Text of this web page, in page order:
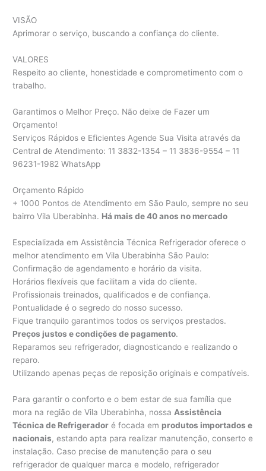
VISÃO
Aprimorar o serviço, buscando a confiança do cliente.
VALORES
Respeito ao cliente, honestidade e comprometimento com o
trabalho.
Garantimos o Melhor Preço. Não deixe de Fazer um
Orçamento!
Serviços Rápidos e Eficientes Agende Sua Visita através da
Central de Atendimento: 11 3832-1354 – 11 3836-9554 – 11
96231-1982 WhatsApp
Orçamento Rápido
+ 1000 Pontos de Atendimento em São Paulo, sempre no seu
bairro Vila Uberabinha. Há mais de 40 anos no mercado
Especializada em Assistência Técnica Refrigerador oferece o
melhor atendimento em Vila Uberabinha São Paulo:
Confirmação de agendamento e horário da visita.
Horários flexíveis que facilitam a vida do cliente.
Profissionais treinados, qualificados e de confiança.
Pontualidade é o segredo do nosso sucesso.
Fique tranquilo garantimos todos os serviços prestados.
Preços justos e condições de pagamento.
Reparamos seu refrigerador, diagnosticando e realizando o
reparo.
Utilizando apenas peças de reposição originais e compatíveis.
Para garantir o conforto e o bem estar de sua família que
mora na região de Vila Uberabinha, nossa Assistência
Técnica de Refrigerador é focada em produtos importados e
nacionais, estando apta para realizar manutenção, conserto e
instalação. Caso precise de manutenção para o seu
refrigerador de qualquer marca e modelo, refrigerador